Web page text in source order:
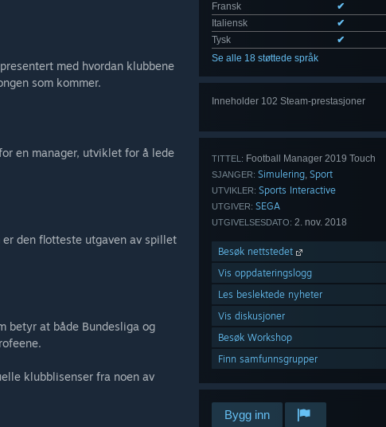
Fransk
✔
Italiensk
✔
Tysk
✔
Se alle 18 støttede språk
Inneholder 102 Steam-prestasjoner
TITTEL: Football Manager 2019 Touch
SJANGER: Simulering, Sport
UTVIKLER: Sports Interactive
UTGIVER: SEGA
UTGIVELSESDATO: 2. nov. 2018
Besøk nettstedet
Vis oppdateringslogg
Les beslektede nyheter
Vis diskusjoner
Besøk Workshop
Finn samfunnsgrupper
Bygg inn
med hvordan klubbene
som kommer.
en manager, utviklet for å lede
den flotteste utgaven av spillet
betyr at både Bundesliga og
klubblisenser fra noen av